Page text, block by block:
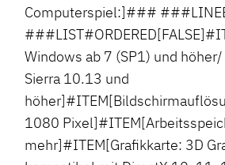
Computerspiel:]###
Windows ab 7 (SP1) und höher/
Sierra 10.13 und
1080
mehr]#ITEM[Grafikkarte: 3D